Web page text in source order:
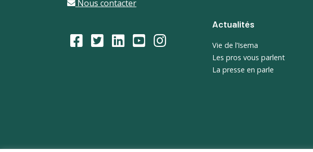
Nous contacter
Actualités
Vie de l’Isema
Les pros vous parlent
La presse en parle